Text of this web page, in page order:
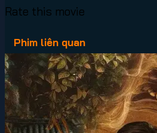
Rate this movie
Phim liên quan